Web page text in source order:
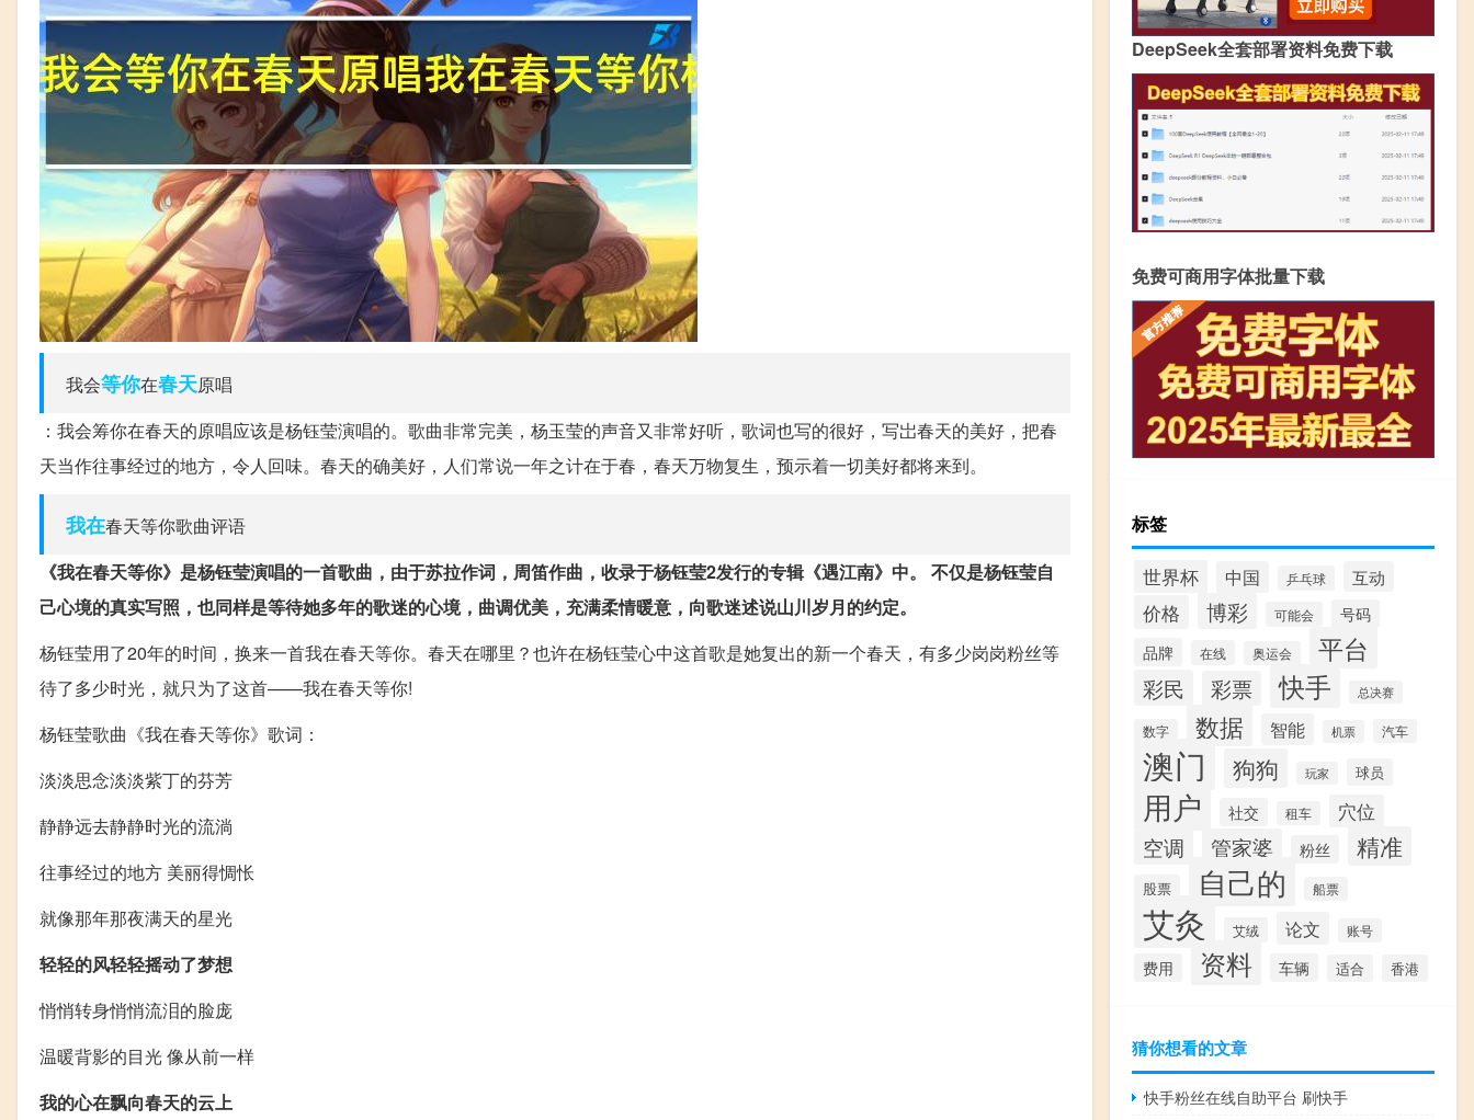
我会等你在春天原唱
：我会筹你在春天的原唱应该是杨钰莹演唱的。歌曲非常完美，杨玉莹的声音又非常好听，歌词也写的很好，写岀春天的美好，把春
天当作往事经过的地方，令人回味。春天的确美好，人们常说一年之计在于春，春天万物复生，预示着一切美好都将来到。
我在春天等你歌曲评语
《我在春天等你》是杨钰莹演唱的一首歌曲，由于苏拉作词，周笛作曲，收录于杨钰莹2发行的专辑《遇江南》中。
不仅是杨钰莹自
己心境的真实写照，也同样是等待她多年的歌迷的心境，曲调优美，充满柔情暖意，向歌迷述说山川岁月的约定。
杨钰莹用了20年的时间，换来一首我在春天等你。春天在哪里？也许在杨钰莹心中这首歌是她复出的新一个春天，有多少岗岗粉丝等
待了多少时光，就只为了这首——我在春天等你!
杨钰莹歌曲《我在春天等你》歌词：
淡淡思念淡淡紫丁的芬芳
静静远去静静时光的流淌
往事经过的地方 美丽得惆怅
就像那年那夜满天的星光
轻轻的风轻轻摇动了梦想
悄悄转身悄悄流泪的脸庞
温暖背影的目光 像从前一样
我的心在飘向春天的云上
DeepSeek全套部署资料免费下载
免费可商用字体批量下载
标签
世界杯 中国 乒乓球 互动
价格 博彩 可能会
号码
品牌
在线 奥运会 平台
彩民 彩票 快手 总决赛
数字 数据 智能 机票 汽车
澳门 狗狗 玩家 球员
用户 社交 租车 穴位
空调 管家婆 粉丝 精准
股票 自己的 船票
艾灸 艾绒 论文 账号
费用 资料 车辆 适合 香港
猜你想看的文章
快手粉丝在线自助平台 刷快手